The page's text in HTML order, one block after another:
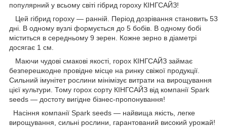
популярний у всьому світі гібрид гороху КІНГСАЙЗ!
Цей гібрид гороху — ранній. Період дозрівання становить 53
дні. В одному вузлі формується до 5 бобів. В одному бобі
міститься в середньому 9 зерен. Кожне зерно в діаметрі
досягає 1 см.
Маючи чудові смакові якості, горох КІНГСАЙЗ займає
безперешкодне провідне місце на ринку свіжої продукції.
Сильний імунітет рослини мінімізує витрати на вирощування
цієї культури. Тому горох сорту КІНГСАЙЗ від компанії Spark
seeds — достоту вигідне бізнес-пропонування!
Насіння компанії Spark seeds — найвища якість, легке
вирощування, сильні рослини, гарантований високий урожай!